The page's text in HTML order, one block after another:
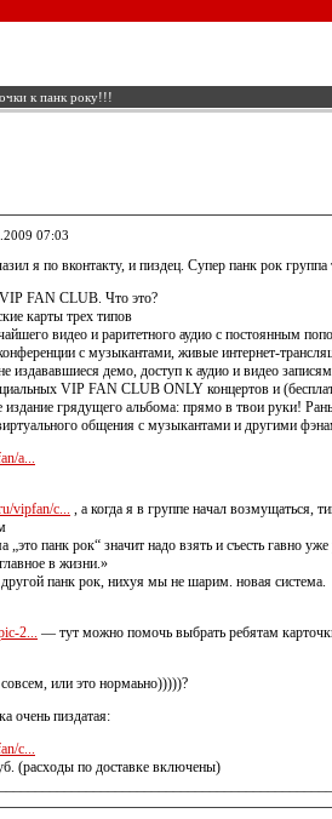
к панк року!!!
07:03
я по вконтакту, и пиздец. Супер панк рок
FAN CLUB. Что это?
карты трех типов
видео и раритетного аудио с постоянным
с музыкантами, живые интернет-
издававшиеся демо, доступ к аудио и видео
VIP FAN CLUB ONLY концертов и
издание грядущего альбома: прямо в твои руки!
общения с музыкантами и другими
a...
vipfan/c... , а когда я в группе начал возмущаться,
„это панк рок“ значит надо взять и съесть
в жизни.»
другой панк рок, нихуя мы не шарим. новая система.
2... — тут можно помочь выбрать ребятам
или это нормаьно)))))?
очень пиздатая:
c...
(расходы по доставке включены)